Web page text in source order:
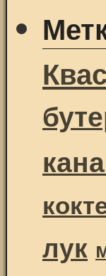
Квас
лук